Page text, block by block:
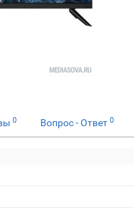
0 Вопрос - Ответ 0